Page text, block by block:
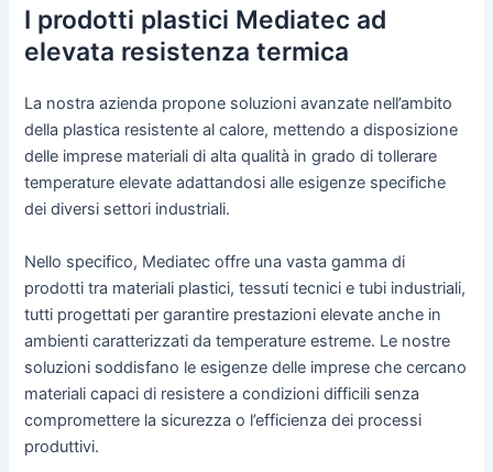
I prodotti plastici Mediatec ad
elevata resistenza termica
La nostra azienda propone soluzioni avanzate nell’ambito
della plastica resistente al calore, mettendo a disposizione
delle imprese materiali di alta qualità in grado di tollerare
temperature elevate adattandosi alle esigenze specifiche
dei diversi settori industriali.
Nello specifico, Mediatec offre una vasta gamma di
prodotti tra materiali plastici, tessuti tecnici e tubi industriali,
tutti progettati per garantire prestazioni elevate anche in
ambienti caratterizzati da temperature estreme. Le nostre
soluzioni soddisfano le esigenze delle imprese che cercano
materiali capaci di resistere a condizioni difficili senza
compromettere la sicurezza o l’efficienza dei processi
produttivi.